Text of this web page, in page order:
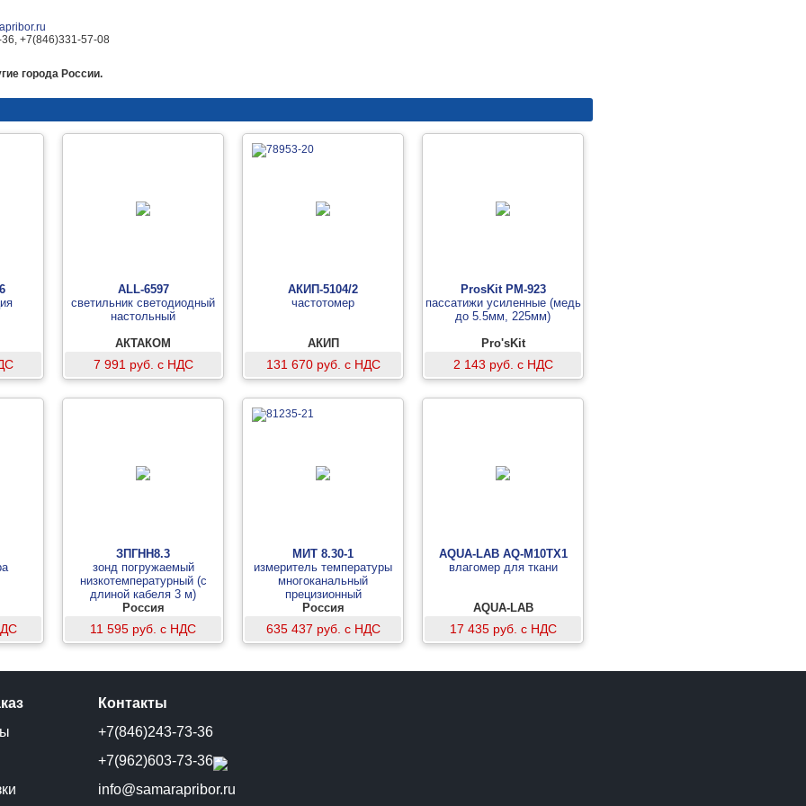
+7(846)331-57-08
города России.
ALL-6597
светильник светодиодный
настольный
АКТАКОМ
7 991 руб. с НДС
АКИП-5104/2
частотомер
АКИП
131 670 руб. с НДС
ProsKit PM-923
пассатижи усиленные (медь
до 5.5мм, 225мм)
Pro'sKit
2 143 руб. с НДС
ЗПГНН8.3
зонд погружаемый
низкотемпературный (с
длиной кабеля 3 м)
Россия
11 595 руб. с НДС
МИТ 8.30-1
измеритель температуры
многоканальный
прецизионный
Россия
635 437 руб. с НДС
AQUA-LAB AQ-M10TX1
влагомер для ткани
AQUA-LAB
17 435 руб. с НДС
Контакты
+7(846)243-73-36
+7(962)603-73-36
info@samarapribor.ru